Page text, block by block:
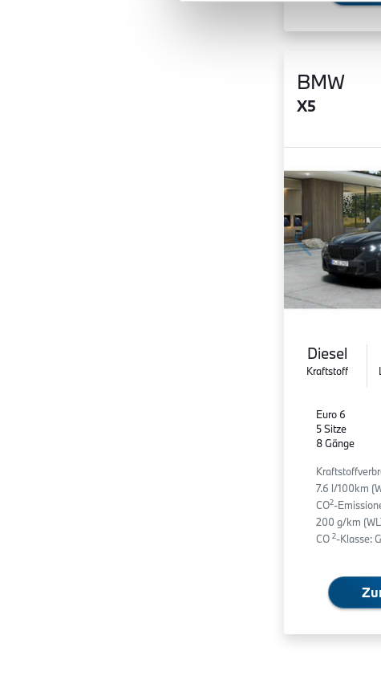
BMW
X5
Diesel
Kraftstoff
Euro 6
5 Sitze
8 Gänge
7.6 l/100km
CO2-
200 g/km
CO 2-Klasse: G